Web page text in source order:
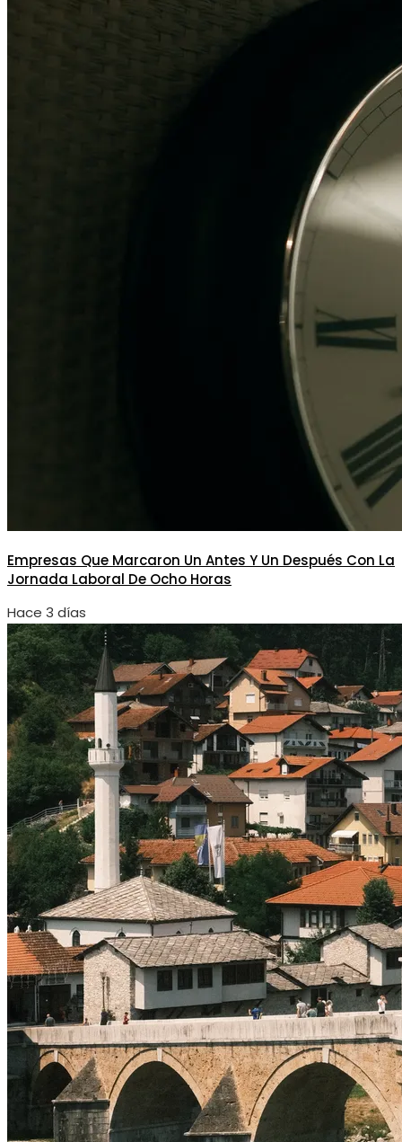
Empresas Que Marcaron Un Antes Y Un Después Con La
Jornada Laboral De Ocho Horas
Hace 3 días